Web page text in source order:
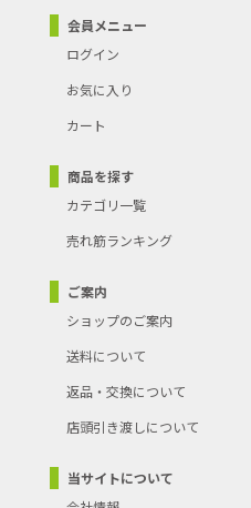
会員メニュー
ログイン
お気に入り
カート
商品を探す
カテゴリ一覧
売れ筋ランキング
ご案内
ショップのご案内
送料について
返品・交換について
店頭引き渡しについて
当サイトについて